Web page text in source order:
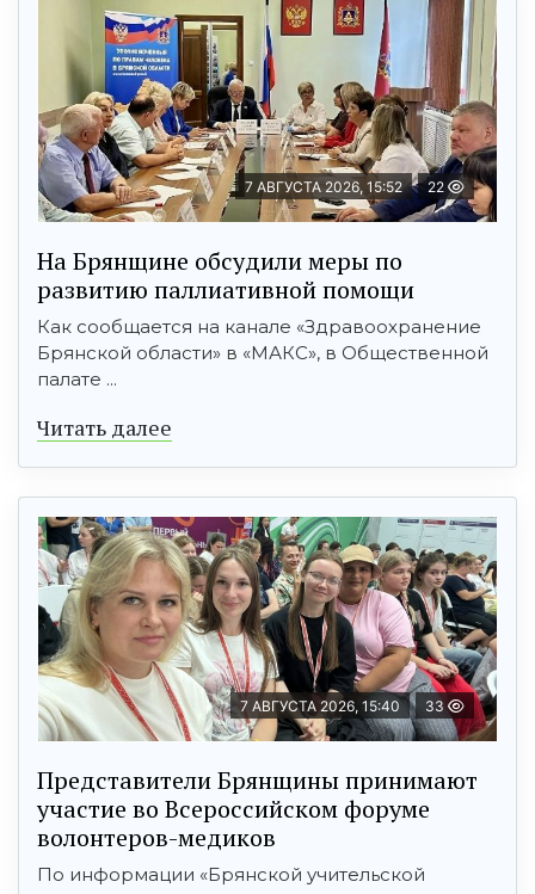
7 АВГУСТА 2026, 15:52 22
На Брянщине обсудили меры по
развитию паллиативной помощи
Как сообщается на канале «Здравоохранение
Брянской области» в «МАКС», в Общественной
палате ...
Читать далее
7 АВГУСТА 2026, 15:40 33
Представители Брянщины принимают
участие во Всероссийском форуме
волонтеров-медиков
По информации «Брянской учительской